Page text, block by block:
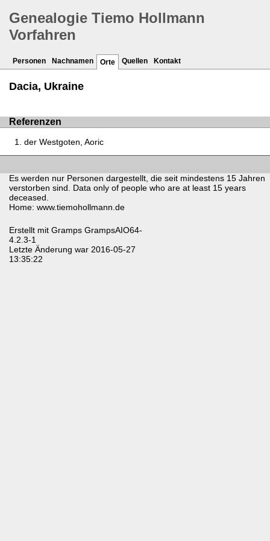
Genealogie Tiemo Hollmann
Vorfahren
Personen Nachnamen Orte Quellen Kontakt
Dacia, Ukraine
Referenzen
der Westgoten, Aoric
Es werden nur Personen dargestellt, die seit mindestens 15 Jahren
verstorben sind. Data only of people who are at least 15 years
deceased.
Home: www.tiemohollmann.de
Erstellt mit Gramps GrampsAIO64-
4.2.3-1
Letzte Änderung war 2016-05-27
13:35:22